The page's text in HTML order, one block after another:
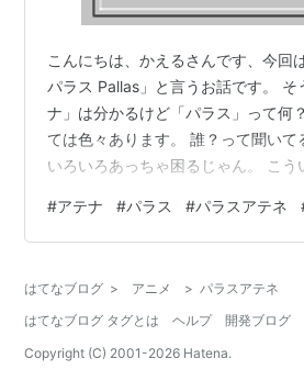
こんにちは、かえるさんです、今回
パラス Pallas」と言うお話です。 そ
ナ」は分かるけど「パラス」って何
ては色々あります。 誰？って聞いて
いろいろあっちゃ困るじゃん。 こう
べての人に共通する概念です、です
ったく違う結果のストーリーから本
ても「挑戦して挫折してもそれを癒
ち上がれる」というような意味合い
ど、まったく重ならないわけじ…
#アテナ #パラス #パラスアテネ
はてなブログ > アニメ > パラスアテネ
はてなブログ タグとは
ヘルプ 開発ブログ
Copyright (C) 2001-2026 Hatena.